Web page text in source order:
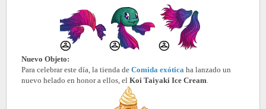
Nuevo Objeto:
Para celebrar este día, la tienda de Comida exótica ha lanzado un
nuevo helado en honor a ellos, el Koi Taiyaki Ice Cream